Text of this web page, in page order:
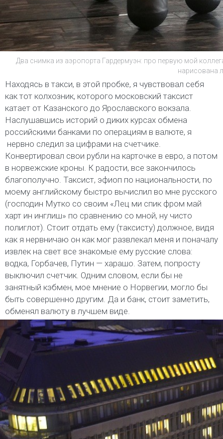
Два снимка из аэропорта Гардермуэн: про первую мой
нарисована
Находясь в такси, в этой пробке, я чувствовал себя
как тот колхозник, которого московский таксист
катает от Казанского до Ярославского вокзала.
Наслушавшись историй о диких курсах обмена
российскими банками по операциям в валюте, я
нервно следил за цифрами на счетчике.
Конвертировал свои рубли на карточке в евро, а потом
в норвежские кроны. К радости, все закончилось
благополучно. Таксист, эфиоп по национальности, по
моему английскому быстро вычислил во мне русского
(господин Мутко со своим «Лец ми спик фром май
харт ин инглиш» по сравнению со мной, ну чисто
полиглот). Стоит отдать ему (таксисту) должное, видя
как я нервничаю он как мог развлекал меня и поначалу
извлек на свет все знакомые ему русские слова:
водка, Горбачев, Путин — харашо. Затем, попросту
выключил счетчик. Одним словом, если бы не
занятный кэбмен, мое мнение о Норвегии, могло бы
быть совершенно другим. Да и банк, стоит заметить,
обменял валюту в лучшем виде.